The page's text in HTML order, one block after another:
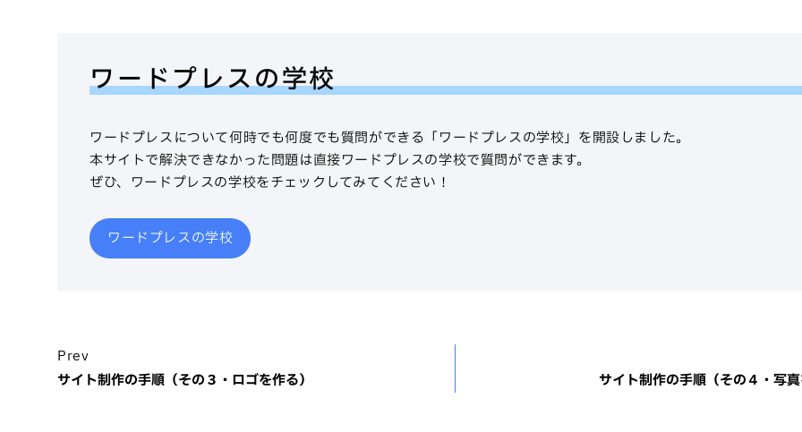
ワードプレスの学校
ワードプレスについて何時でも何度でも質問ができる「ワードプレスの学校」を開設しました。
本サイトで解決できなかった問題は直接ワードプレスの学校で質問ができます。
ぜひ、ワードプレスの学校をチェックしてみてください！
ワードプレスの学校
Prev
サイト制作の手順（その３・ロゴを作る）
サイト制作の手順（その４・写